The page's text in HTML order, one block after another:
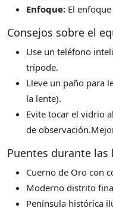
Enfoque: El
Consejos sobre el
Use un teléfono
trípode.
Lleve un paño para
la lente).
Evite tocar el vidrio
de
Puentes durante las
Cuerno de Oro con
Moderno distrito
Península histórica